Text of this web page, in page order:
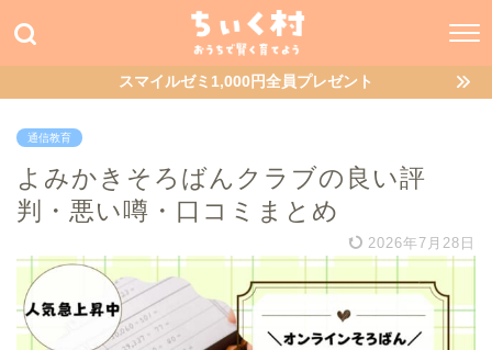
スマイルゼミ1,000円全員プレゼント
通信教育
よみかきそろばんクラブの良い評
判・悪い噂・口コミまとめ
2026年7月28日